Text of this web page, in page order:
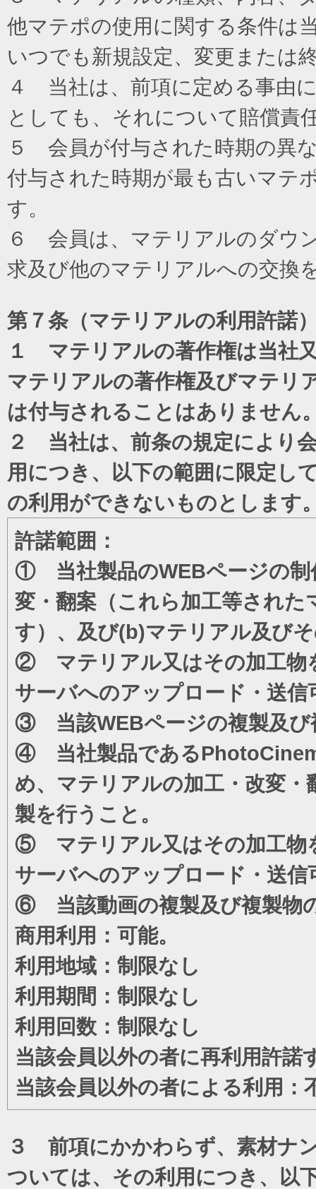
他マテポの使用に関する条件は
いつでも新規設定、変更または
４ 当社は、前項に定める事由
としても、それについて賠償責
５ 会員が付与された時期の異
付与された時期が最も古いマテ
す。
６ 会員は、マテリアルのダウ
求及び他のマテリアルへの交換
第７条（マテリアルの利用許諾
１ マテリアルの著作権は当社
マテリアルの著作権及びマテリ
は付与されることはありません
２ 当社は、前条の規定により
用につき、以下の範囲に限定し
の利用ができないものとします
許諾範囲：
① 当社製品のWEBページの制
変・翻案（これら加工等され
す）、及び(b)マテリアル及び
② マテリアル又はその加工物
サーバへのアップロード・送信
③ 当該WEBページの複製及び
④ 当社製品である
め、マテリアルの加工・改変
製を行うこと。
⑤ マテリアル又はその加工物
サーバへのアップロード・送信
⑥ 当該動画の複製及び複製物
商用利用：可能。
利用地域：制限なし
利用期間：制限なし
利用回数：制限なし
当該会員以外の者に再利用許諾
当該会員以外の者による利用：
３ 前項にかかわらず、素材ナ
ついては、その利用につき、以